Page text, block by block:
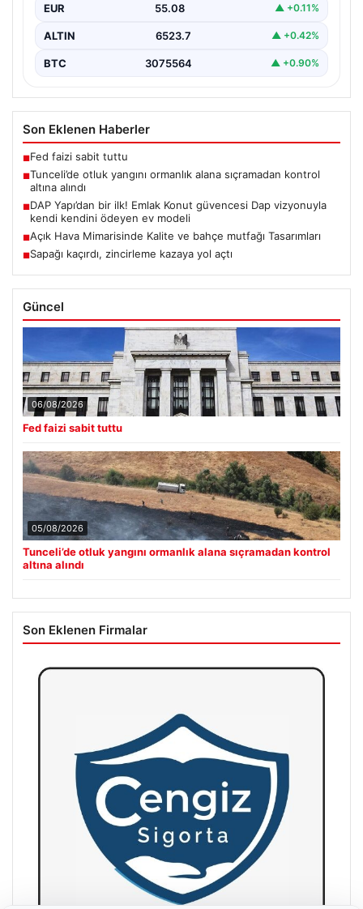
EUR 55.08 ▲ +0.11%
ALTIN 6523.7 ▲ +0.42%
BTC 3075564 ▲ +0.90%
Son Eklenen Haberler
■Fed faizi sabit tuttu
■Tunceli’de otluk yangını ormanlık alana sıçramadan kontrol
altına alındı
■DAP Yapı’dan bir ilk! Emlak Konut güvencesi Dap vizyonuyla
kendi kendini ödeyen ev modeli
■Açık Hava Mimarisinde Kalite ve bahçe mutfağı Tasarımları
■Sapağı kaçırdı, zincirleme kazaya yol açtı
Güncel
06/08/2026
Fed faizi sabit tuttu
05/08/2026
Tunceli’de otluk yangını ormanlık alana sıçramadan kontrol
altına alındı
Son Eklenen Firmalar